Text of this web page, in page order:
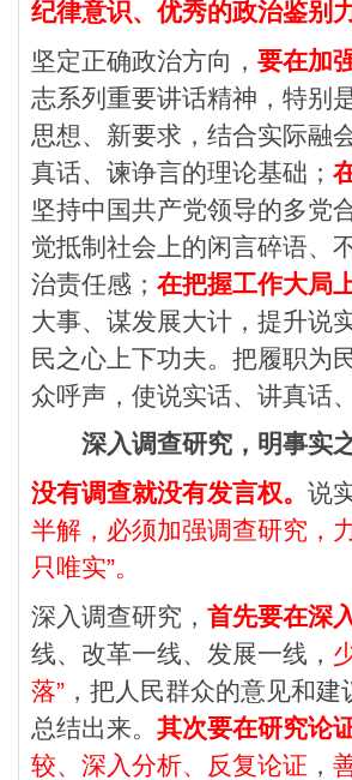
纪律意识、优秀的政治鉴别
坚定正确政治方向， 要在加
志系列重要讲话精神，特别
思想、新要求，结合实际融
真话、谏诤言的理论基础；
坚持中国共产党领导的多党
觉抵制社会上的闲言碎语、
治责任感； 在把握工作大局
大事、谋发展大计，提升说
民之心上下功夫。把履职为
众呼声，使说实话、讲真话
深入调查研究，明事实
没有调查就没有发言权。 说
半解，必须加强调查研究，
只唯实”。
深入调查研究， 首先要在深
线、改革一线、发展一线，
落” ，把人民群众的意见和
总结出来。 其次要在研究论
较、深入分析、反复论证 ，